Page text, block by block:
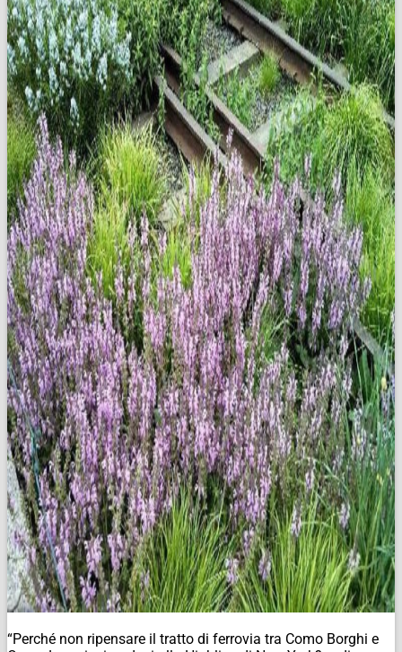
“Perché non ripensare il tratto di ferrovia tra Como Borghi e